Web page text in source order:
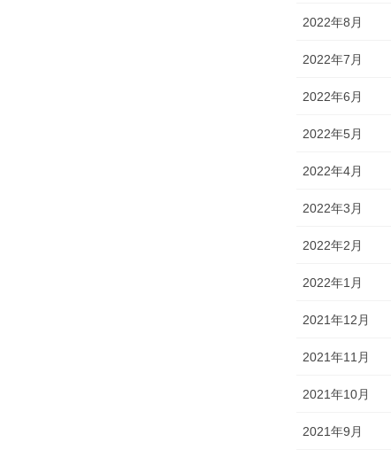
2022年8月
2022年7月
2022年6月
2022年5月
2022年4月
2022年3月
2022年2月
2022年1月
2021年12月
2021年11月
2021年10月
2021年9月